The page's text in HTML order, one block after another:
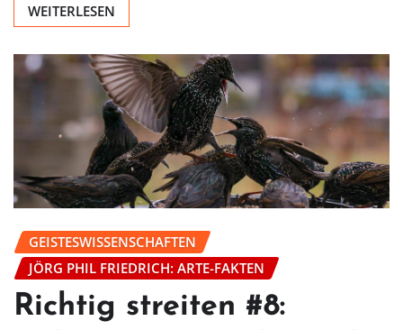
WEITERLESEN
GEISTESWISSENSCHAFTEN
JÖRG PHIL FRIEDRICH: ARTE-FAKTEN
Richtig streiten #8: